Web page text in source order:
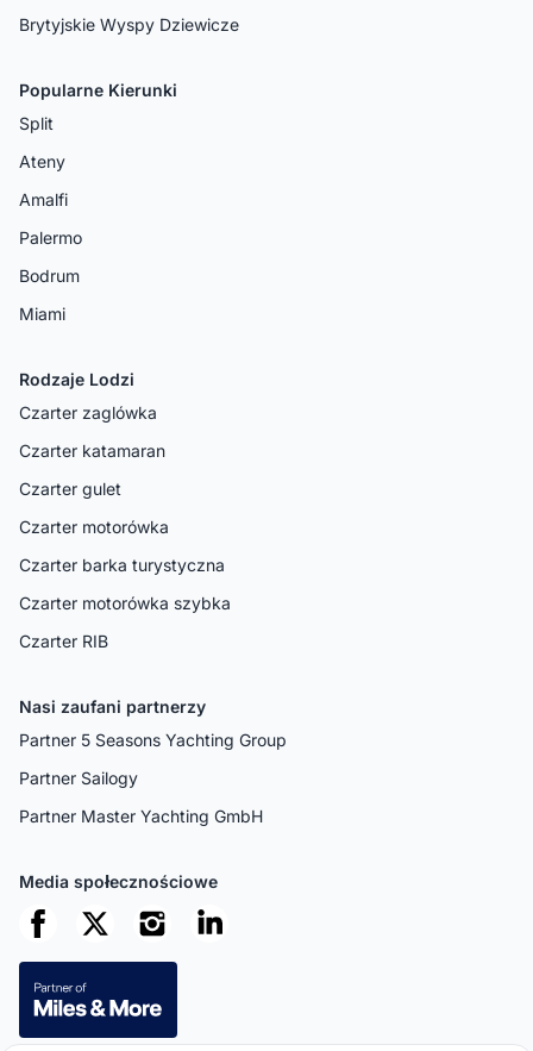
Brytyjskie Wyspy Dziewicze
Popularne Kierunki
Split
Ateny
Amalfi
Palermo
Bodrum
Miami
Rodzaje Lodzi
Czarter zaglówka
Czarter katamaran
Czarter gulet
Czarter motorówka
Czarter barka turystyczna
Czarter motorówka szybka
Czarter RIB
Nasi zaufani partnerzy
Partner 5 Seasons Yachting Group
Partner Sailogy
Partner Master Yachting GmbH
Media społecznościowe